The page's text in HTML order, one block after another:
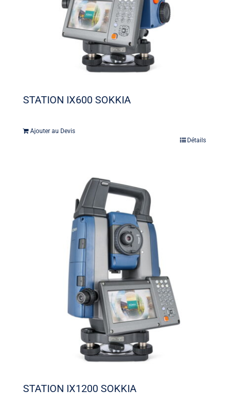
STATION IX600 SOKKIA
Ajouter au Devis
Détails
STATION IX1200 SOKKIA